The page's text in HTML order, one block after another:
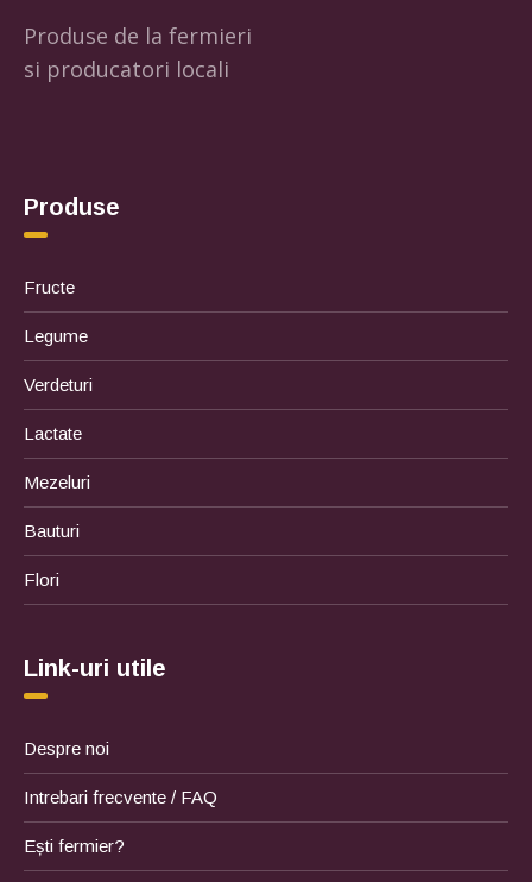
Produse de la fermieri
si producatori locali
Produse
Fructe
Legume
Verdeturi
Lactate
Mezeluri
Bauturi
Flori
Link-uri utile
Despre noi
Intrebari frecvente / FAQ
Ești fermier?